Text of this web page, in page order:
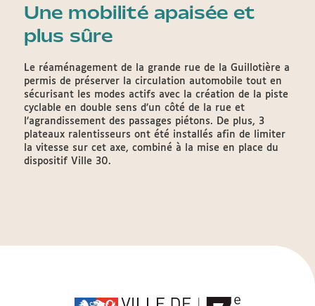
Une mobilité apaisée et
plus sûre
Le réaménagement de la grande rue de la Guillotière a
permis de préserver la circulation automobile tout en
sécurisant les modes actifs avec la création de la piste
cyclable en double sens d’un côté de la rue et
l’agrandissement des passages piétons. De plus, 3
plateaux ralentisseurs ont été installés afin de limiter
la vitesse sur cet axe, combiné à la mise en place du
dispositif Ville 30.